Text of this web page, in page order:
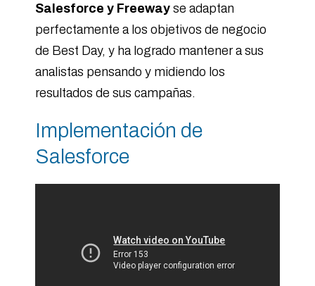
Salesforce y Freewayse adaptan
perfectamente a los objetivos de negocio
de Best Day, y ha logrado mantener a sus
analistas pensando y midiendo los
resultados de sus campañas.
Implementación de
Salesforce